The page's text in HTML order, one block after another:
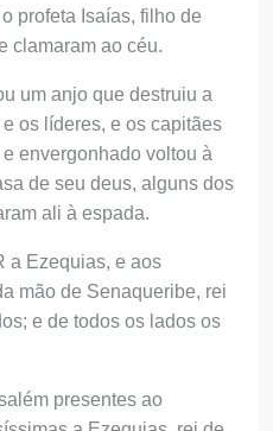
profeta Isaías, filho de
clamaram ao céu.
um anjo que destruiu a
os líderes, e os capitães
envergonhado voltou à
de seu deus, alguns dos
ali à espada.
a Ezequias, e aos
mão de Senaqueribe, rei
e de todos os lados os
presentes ao